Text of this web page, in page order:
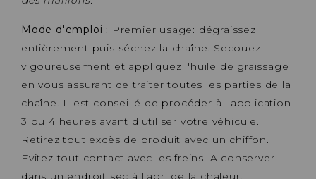
Mode d'emploi : Premier usage: dégraissez
entièrement puis séchez la chaîne. Secouez
vigoureusement et appliquez l'huile de graissage
en vous assurant de traiter toutes les parties de la
chaîne. Il est conseillé de procéder à l'application
3 ou 4 heures avant d'utiliser votre véhicule.
Retirez tout excès de produit avec un chiffon.
Evitez tout contact avec les freins. A conserver
dans un endroit sec à l'abri de la chaleur.